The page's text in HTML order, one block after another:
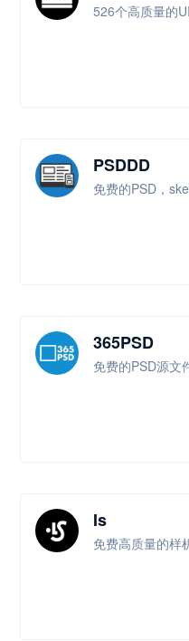
526个高质量的
PSDDD
免费的PSD，
365PSD
免费的PSD源文
Is
免费高质量的样